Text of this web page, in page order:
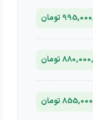
تومان
تومان
تومان